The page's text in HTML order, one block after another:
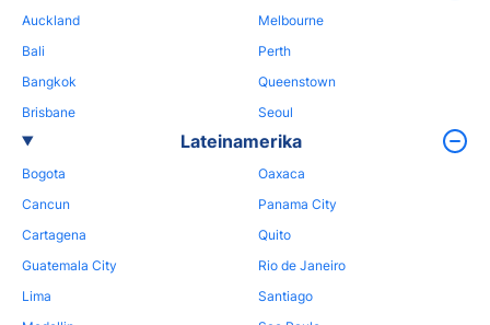
Auckland
Bali
Bangkok
Brisbane
Melbourne
Perth
Queenstown
Seoul
Lateinamerika
Bogota
Cancun
Cartagena
Guatemala City
Lima
Oaxaca
Panama City
Quito
Rio de Janeiro
Santiago